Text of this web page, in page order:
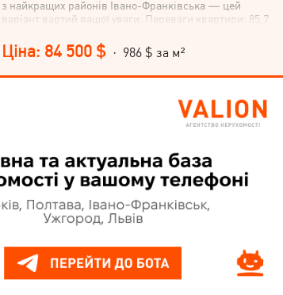
з найкращих районів Івано-Франківська — цей
варіант вартий вашої уваги. Переваги квартири: 85,7
поверх із 10. Цегляний будинок, введений в
експлуатацію. Індивідуальне опалення. Панорамні
вікна та простора лоджія. Комора 3,3 м² між
додає локація — поруч парк Шевченка, міське озеро,
школи, дитячі садки, магазини та вся необхідна
інфраструктура. Телефонуйте — із задоволенням
Ціна: 84 500 $· 986 $ за м²